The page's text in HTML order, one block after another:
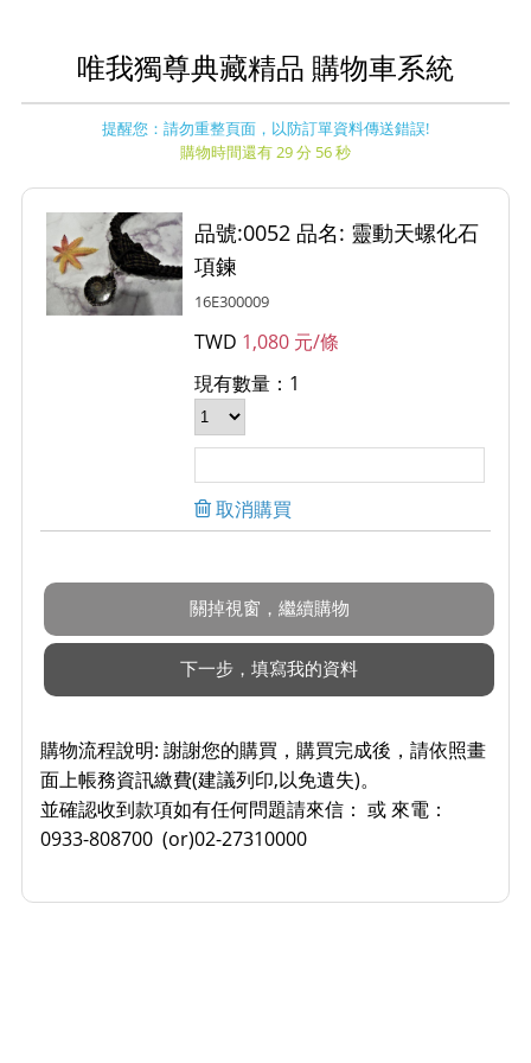
唯我獨尊典藏精品 購物車系統
提醒您：請勿重整頁面，以防訂單資料傳送錯誤!
購物時間還有 29 分 56 秒
品號:0052 品名: 靈動天螺化石
項鍊
16E300009
TWD 1,080 元/條
現有數量：1
取消購買
購物流程說明: 謝謝您的購買，購買完成後，請依照畫
面上帳務資訊繳費(建議列印,以免遺失)。
並確認收到款項如有任何問題請來信： 或 來電：
0933-808700 (or)02-27310000